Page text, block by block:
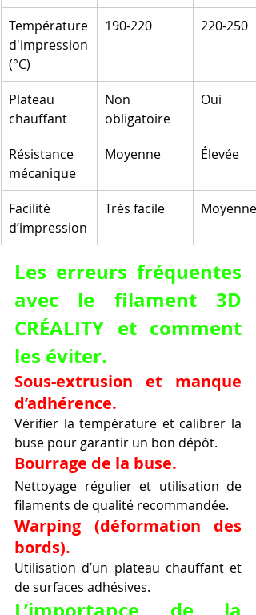
Température
d'impression
(°C)
190-220 220-250
Plateau
chauffant
Non
obligatoire
Oui
Résistance
mécanique
Moyenne Élevée
Facilité
d’impression
Très facile Moyenne
Les erreurs fréquentes
avec le filament 3D
CRÉALITY et comment
les éviter.
Sous-extrusion et manque
d’adhérence.
Vérifier la température et calibrer la
buse pour garantir un bon dépôt.
Bourrage de la buse.
Nettoyage régulier et utilisation de
filaments de qualité recommandée.
Warping (déformation des
bords).
Utilisation d’un plateau chauffant et
de surfaces adhésives.